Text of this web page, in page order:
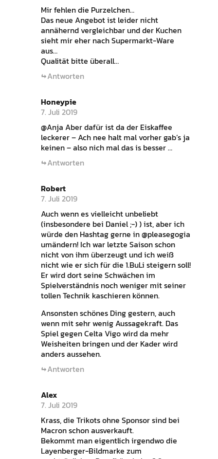
Mir fehlen die Purzelchen…
Das neue Angebot ist leider nicht
annähernd vergleichbar und der Kuchen
sieht mir eher nach Supermarkt-Ware
aus…
Qualität bitte überall…
Antworten
Honeypie
7. Juli 2019
@Anja Aber dafür ist da der Eiskaffee
leckerer – Ach nee halt mal vorher gab’s ja
keinen – also nich mal das is besser …
Antworten
Robert
7. Juli 2019
Auch wenn es vielleicht unbeliebt
(insbesondere bei Daniel ;-) ) ist, aber ich
würde den Hashtag gerne in @pleasegogia
umändern! Ich war letzte Saison schon
nicht von ihm überzeugt und ich weiß
nicht wie er sich für die 1.BuLi steigern soll!
Er wird dort seine Schwächen im
Spielverständnis noch weniger mit seiner
tollen Technik kaschieren können.
Ansonsten schönes Ding gestern, auch
wenn mit sehr wenig Aussagekraft. Das
Spiel gegen Celta Vigo wird da mehr
Weisheiten bringen und der Kader wird
anders aussehen.
Antworten
Alex
7. Juli 2019
Krass, die Trikots ohne Sponsor sind bei
Macron schon ausverkauft.
Bekommt man eigentlich irgendwo die
Layenberger-Bildmarke zum